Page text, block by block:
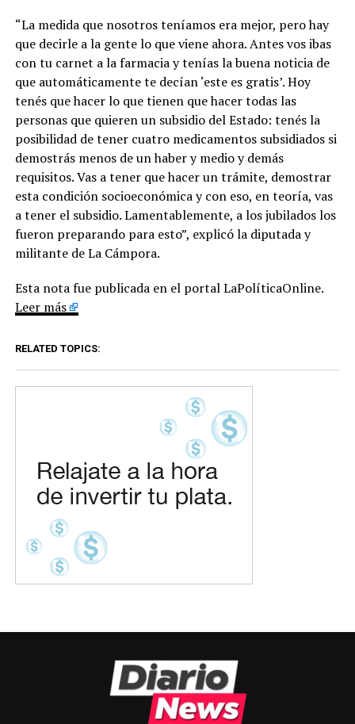
“La medida que nosotros teníamos era mejor, pero hay
que decirle a la gente lo que viene ahora. Antes vos ibas
con tu carnet a la farmacia y tenías la buena noticia de
que automáticamente te decían ‘este es gratis’. Hoy
tenés que hacer lo que tienen que hacer todas las
personas que quieren un subsidio del Estado: tenés la
posibilidad de tener cuatro medicamentos subsidiados si
demostrás menos de un haber y medio y demás
requisitos. Vas a tener que hacer un trámite, demostrar
esta condición socioeconómica y con eso, en teoría, vas
a tener el subsidio. Lamentablemente, a los jubilados los
fueron preparando para esto”, explicó la diputada y
militante de La Cámpora.
Esta nota fue publicada en el portal LaPolíticaOnline.
Leer más
RELATED TOPICS: